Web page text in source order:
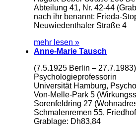
Abteilung 41, Nr. 42-44
nach ihr benannt: Frieda-
Neuwiedenthaler Straße 4
mehr lesen »
Anne-Marie Tausch
(7.5.1925 Berlin – 27.7.1983)
Psychologieprofessorin
Universität Hamburg,
Von-Melle-Park 5
Sorenfeldring 27
Schmalenremen 55,
Grablage: Dh83,84